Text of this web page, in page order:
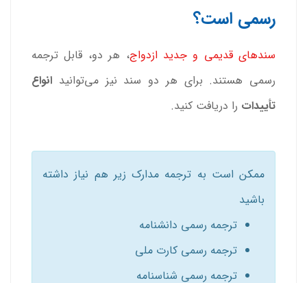
رسمی است؟
سندهای قدیمی و جدید ازدواج، هر دو، قابل ترجمه
رسمی هستند. برای هر دو سند نیز می‌توانید انواع
تأییدات را دریافت کنید.
ممکن است به ترجمه مدارک زیر هم نیاز داشته
باشید
ترجمه رسمی دانشنامه
ترجمه رسمی کارت ملی
ترجمه رسمی شناسنامه